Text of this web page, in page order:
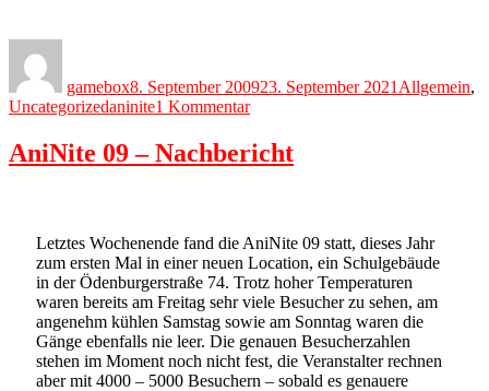
gamebox8. September 200923. September 2021 Allgemein,
UncategorizedTags
aninite1 Kommentarzu
’09
–
AniNite 09 – Nachbericht
Letztes Wochenende fand die AniNite 09 statt, dieses Jahr
zum ersten Mal in einer neuen Location, ein Schulgebäude
in der Ödenburgerstraße 74. Trotz hoher Temperaturen
waren bereits am Freitag sehr viele Besucher zu sehen, am
angenehm kühlen Samstag sowie am Sonntag waren die
Gänge ebenfalls nie leer. Die genauen Besucherzahlen
stehen im Moment noch nicht fest, die Veranstalter rechnen
aber mit 4000 – 5000 Besuchern – sobald es genauere